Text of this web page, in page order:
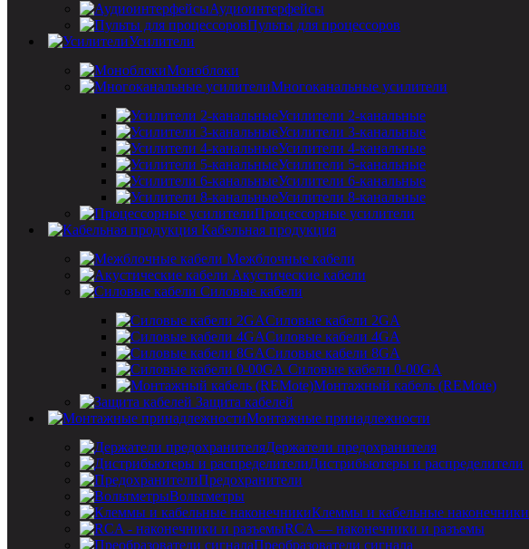
Аудиоинтерфейсы
Пульты для процессоров
Усилители
Моноблоки
Многоканальные усилители
Усилители 2-канальные
Усилители 3-канальные
Усилители 4-канальные
Усилители 5-канальные
Усилители 6-канальные
Усилители 8-канальные
Процессорные усилители
Кабельная продукция
Межблочные кабели
Акустические кабели
Силовые кабели
Силовые кабели 2GA
Силовые кабели 4GA
Силовые кабели 8GA
Силовые кабели 0-00GA
Монтажный кабель (REMote)
Защита кабелей
Монтажные принадлежности
Держатели предохранителя
Дистрибьютеры и распределители
Предохранители
Вольтметры
Клеммы и кабельные наконечники
RCA — наконечники и разъемы
Преобразователи сигнала